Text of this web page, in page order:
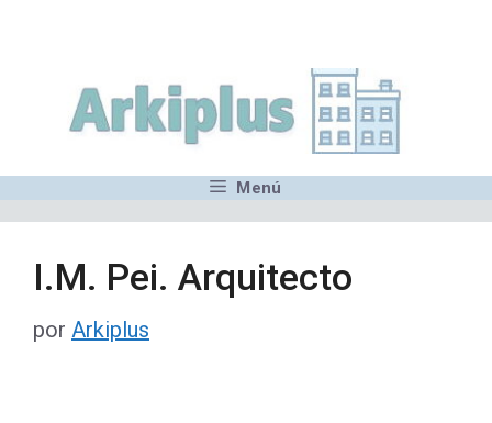
contenido
Menú
I.M. Pei. Arquitecto
por Arkiplus